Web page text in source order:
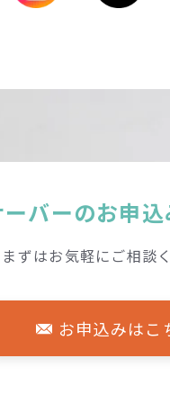
バーのお申
まずはお気軽にご相談
お申込みはこ